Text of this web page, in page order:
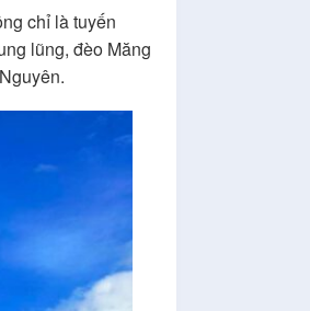
chỉ là tuyến
lũng, đèo Măng